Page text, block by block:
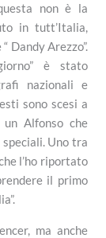
non è la
in tutt’Italia,
Dandy Arezzo”.
è stato
nazionali e
sono scesi a
Alfonso che
Uno tra
l’ho riportato
il primo
ma anche